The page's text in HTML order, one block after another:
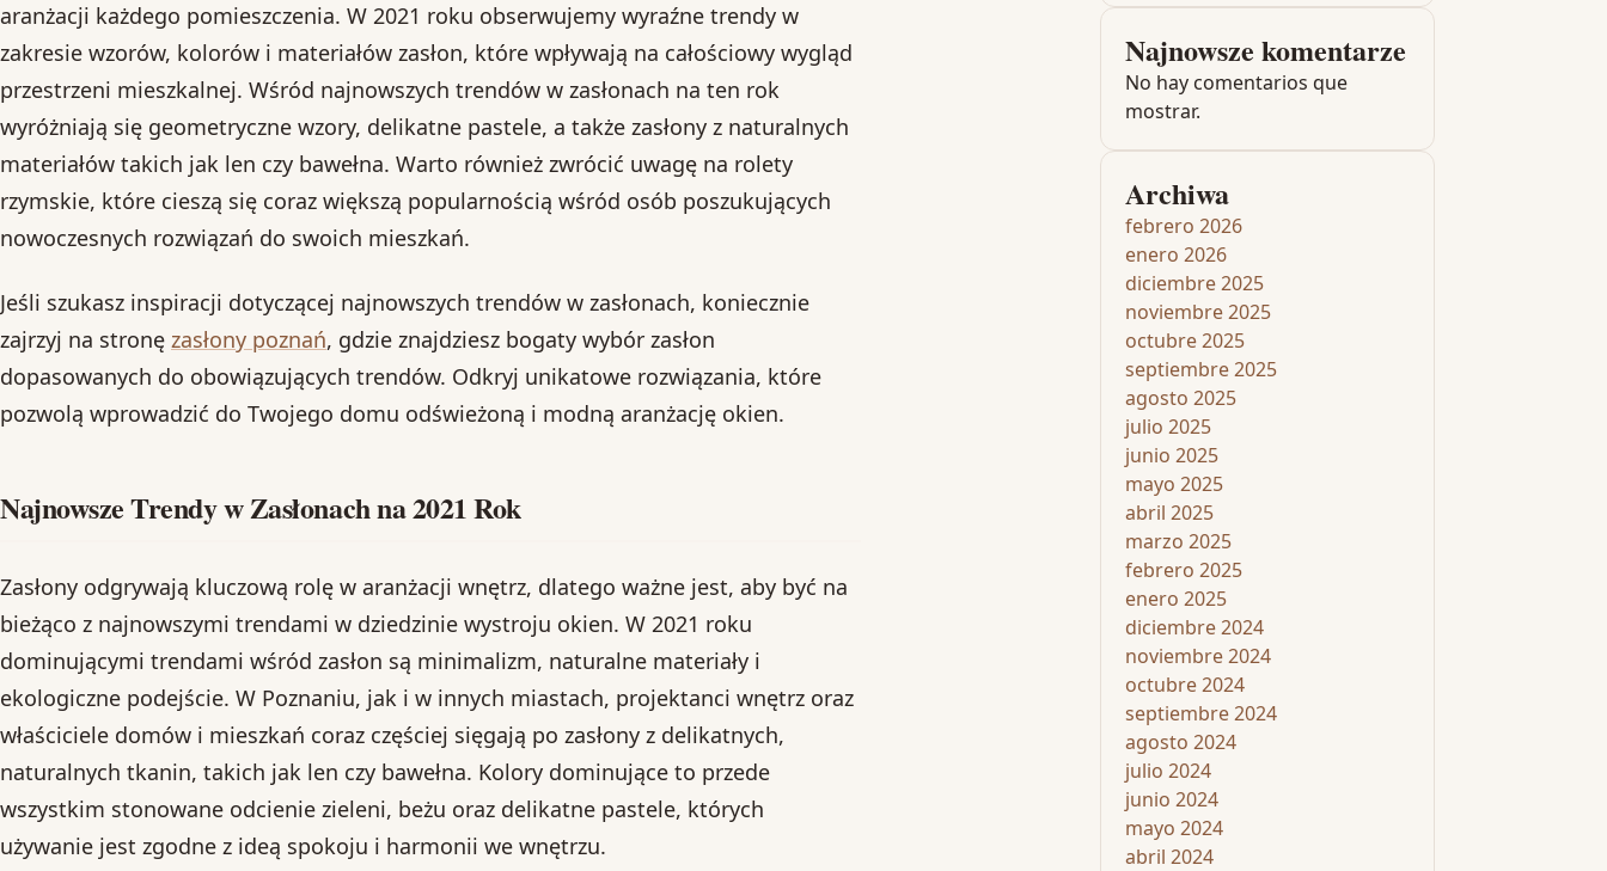
aranżacji każdego pomieszczenia. W 2021 roku obserwujemy wyraźne trendy w
zakresie wzorów, kolorów i materiałów zasłon, które wpływają na całościowy wygląd
przestrzeni mieszkalnej. Wśród najnowszych trendów w zasłonach na ten rok
wyróżniają się geometryczne wzory, delikatne pastele, a także zasłony z naturalnych
materiałów takich jak len czy bawełna. Warto również zwrócić uwagę na rolety
rzymskie, które cieszą się coraz większą popularnością wśród osób poszukujących
nowoczesnych rozwiązań do swoich mieszkań.
Jeśli szukasz inspiracji dotyczącej najnowszych trendów w zasłonach, koniecznie
zajrzyj na stronę zasłony poznań, gdzie znajdziesz bogaty wybór zasłon
dopasowanych do obowiązujących trendów. Odkryj unikatowe rozwiązania, które
pozwolą wprowadzić do Twojego domu odświeżoną i modną aranżację okien.
Najnowsze Trendy w Zasłonach na 2021 Rok
Zasłony odgrywają kluczową rolę w aranżacji wnętrz, dlatego ważne jest, aby być na
bieżąco z najnowszymi trendami w dziedzinie wystroju okien. W 2021 roku
dominującymi trendami wśród zasłon są minimalizm, naturalne materiały i
ekologiczne podejście. W Poznaniu, jak i w innych miastach, projektanci wnętrz oraz
właściciele domów i mieszkań coraz częściej sięgają po zasłony z delikatnych,
naturalnych tkanin, takich jak len czy bawełna. Kolory dominujące to przede
wszystkim stonowane odcienie zieleni, beżu oraz delikatne pastele, których
używanie jest zgodne z ideą spokoju i harmonii we wnętrzu.
Najnowsze komentarze
No hay comentarios que
mostrar.
Archiwa
febrero 2026
enero 2026
diciembre 2025
noviembre 2025
octubre 2025
septiembre 2025
agosto 2025
julio 2025
junio 2025
mayo 2025
abril 2025
marzo 2025
febrero 2025
enero 2025
diciembre 2024
noviembre 2024
octubre 2024
septiembre 2024
agosto 2024
julio 2024
junio 2024
mayo 2024
abril 2024